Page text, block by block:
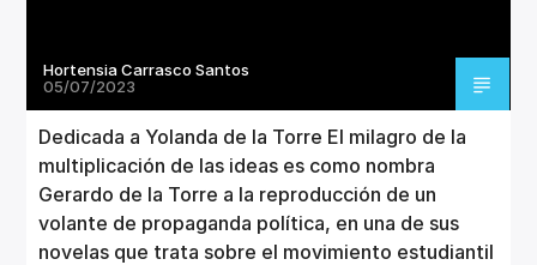
Hortensia Carrasco Santos
05/07/2023
Dedicada a Yolanda de la Torre El milagro de la
multiplicación de las ideas es como nombra
Gerardo de la Torre a la reproducción de un
volante de propaganda política, en una de sus
novelas que trata sobre el movimiento estudiantil